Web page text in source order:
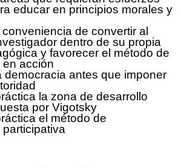
educar en principios morales y
de convertir al
dentro de su propia
y favorecer el método de
acción
democracia antes que imponer
la zona de desarrollo
por Vigotsky
el método de
participativa